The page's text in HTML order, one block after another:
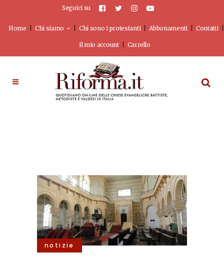
Seguici su
Home Chi siamo Chi sono i protestanti Abbonamenti Contatti
Il mio account Carrello
notizie